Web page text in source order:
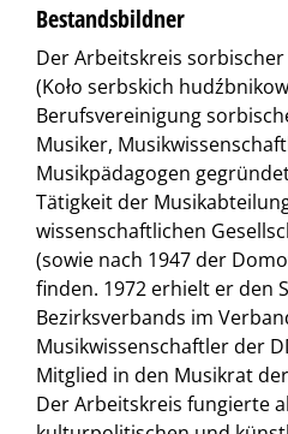
Bestandsbildner
Der Arbeitskreis
(Koło serbskich
Berufsvereinigung
Musiker,
Musikpädagogen
Tätigkeit der
wissenschaftlichen
(sowie nach 1947 der
finden. 1972 erhielt er den
Bezirksverbands im
Musikwissenschaftler der
Mitglied in den Musikrat
Der Arbeitskreis fungierte